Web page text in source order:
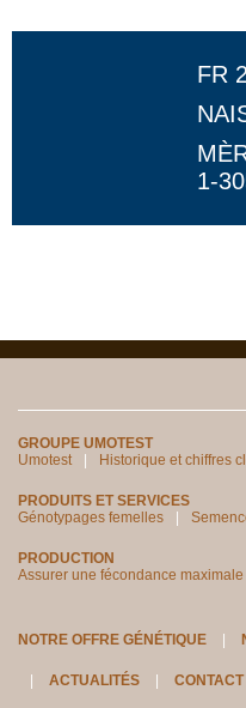
FR
1-
GROUPE UMOTEST
Umotest
Historique et chiffres
PRODUITS ET SERVICES
Génotypages femelles
PRODUCTION
Assurer une fécondance maximale
NOTRE OFFRE GÉNÉTIQUE
ACTUALITÉS CONTACT